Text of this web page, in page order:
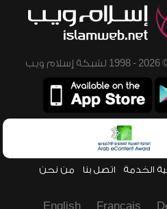
الخدمة اتصل بنا من نحن
Français
English